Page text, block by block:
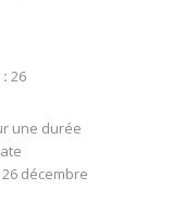
26
une durée
décembre